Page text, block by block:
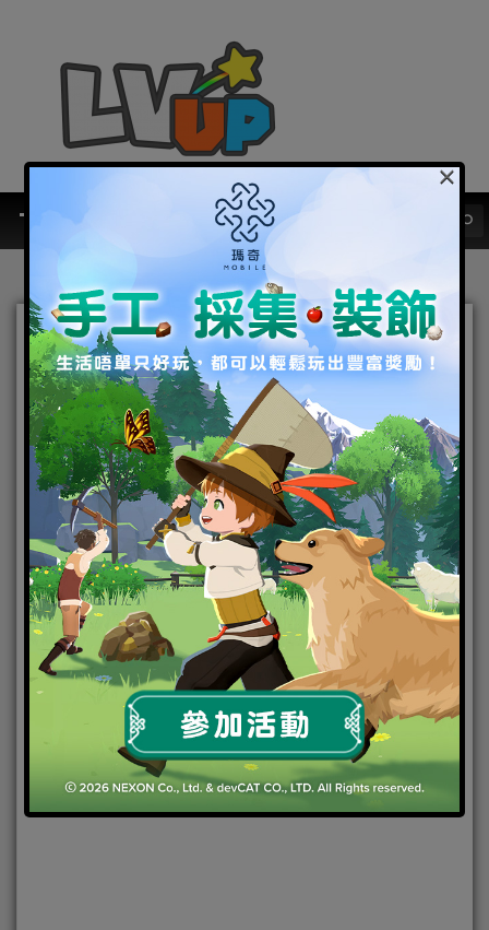
世界復位 重歸正軌 《戀與製
作人》開啟全新劇情 製作人
召回活動 同步登場
2020-07-09|Android,IOS,好康活動 手機遊戲
戀與製作
人
×